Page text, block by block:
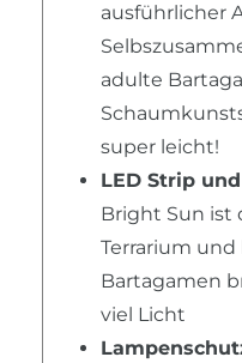
ausführlicher
adulte
super leicht!
LED Strip
Bright Sun ist
Terrarium und
Bartagamen
viel Licht